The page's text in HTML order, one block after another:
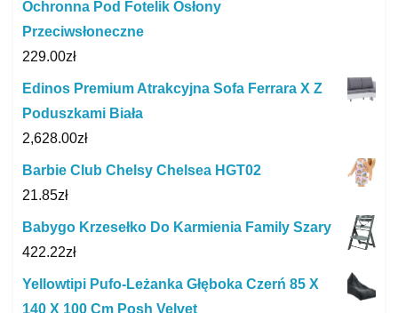
Ochronna Pod Fotelik Osłony
Przeciwsłoneczne
229.00zł
Edinos Premium Atrakcyjna Sofa Ferrara X Z
Poduszkami Biała
2,628.00zł
Barbie Club Chelsy Chelsea HGT02
21.85zł
Babygo Krzesełko Do Karmienia Family Szary
422.22zł
Yellowtipi Pufo-Leżanka Głęboka Czerń 85 X
140 X 100 Cm Posh Velvet